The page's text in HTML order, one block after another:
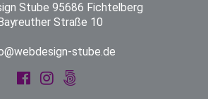
Stube 95686 Fichtelberg
Straße 10
stube.de